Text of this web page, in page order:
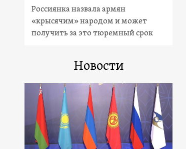
Россиянка назвала армян
«крысячим» народом и может
получить за это тюремный срок
Новости